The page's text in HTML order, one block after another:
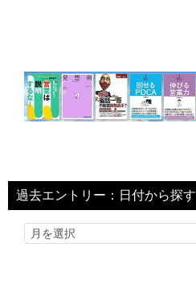
過去エントリー：日付から探す